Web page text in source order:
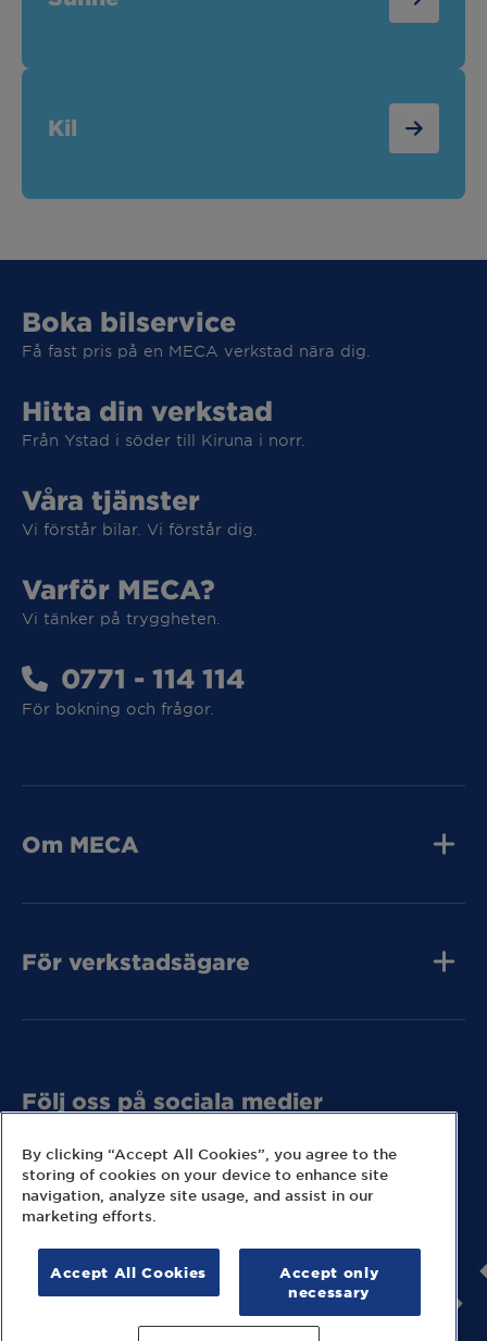
Vi tar hand om din elbil
MECA Fleet
MECA Fleet
Tunga Fordon
Kil
Boka bilservice
Få fast pris på en MECA verkstad nära dig.
Hitta din verkstad
Från Ystad i söder till Kiruna i norr.
Våra tjänster
Vi förstår bilar. Vi förstår dig.
Varför MECA?
Vi tänker på tryggheten.
0771 - 114 114
För bokning och frågor.
Om MECA
För verkstadsägare
Följ oss på sociala medier
© 2026 MECA Sweden AB
By clicking “Accept All Cookies”, you agree to the
storing of cookies on your device to enhance site
navigation, analyze site usage, and assist in our
marketing efforts.
Accept All Cookies
Accept only
necessary